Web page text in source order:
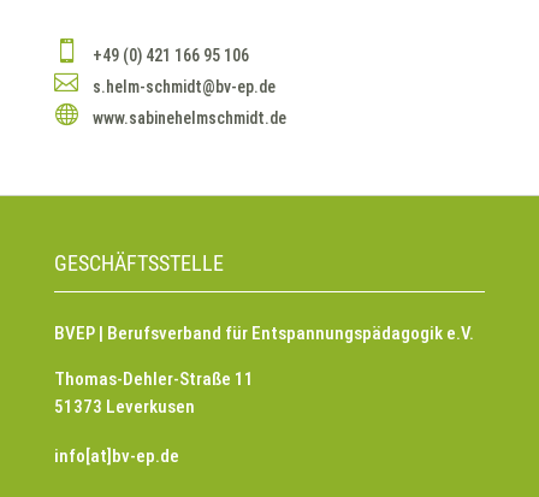
 +49 (0) 421 166 95 106
 s.helm-schmidt@bv-ep.de
 www.sabinehelmschmidt.de
GESCHÄFTSSTELLE
BVEP | Berufsverband für Entspannungspädagogik e.V.
Thomas-Dehler-Straße 11
51373 Leverkusen
info[at]bv-ep.de